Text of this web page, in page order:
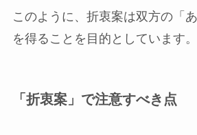
このように、折衷案は双方の「
を得ることを目的としています。
「折衷案」で注意すべき点